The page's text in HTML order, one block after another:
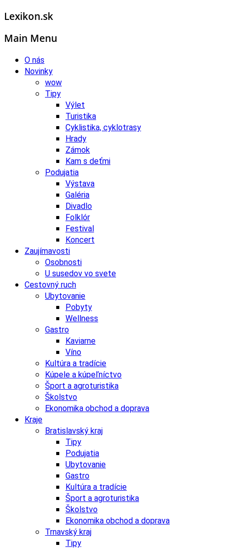
Lexikon.sk
Main Menu
O nás
Novinky
wow
Tipy
Výlet
Turistika
Cyklistika, cyklotrasy
Hrady
Zámok
Kam s deťmi
Podujatia
Výstava
Galéria
Divadlo
Folklór
Festival
Koncert
Zaujímavosti
Osobnosti
U susedov vo svete
Cestovný ruch
Ubytovanie
Pobyty
Wellness
Gastro
Kaviarne
Víno
Kultúra a tradície
Kúpele a kúpeľníctvo
Šport a agroturistika
Školstvo
Ekonomika obchod a doprava
Kraje
Bratislavský kraj
Tipy
Podujatia
Ubytovanie
Gastro
Kultúra a tradície
Šport a agroturistika
Školstvo
Ekonomika obchod a doprava
Trnavský kraj
Tipy